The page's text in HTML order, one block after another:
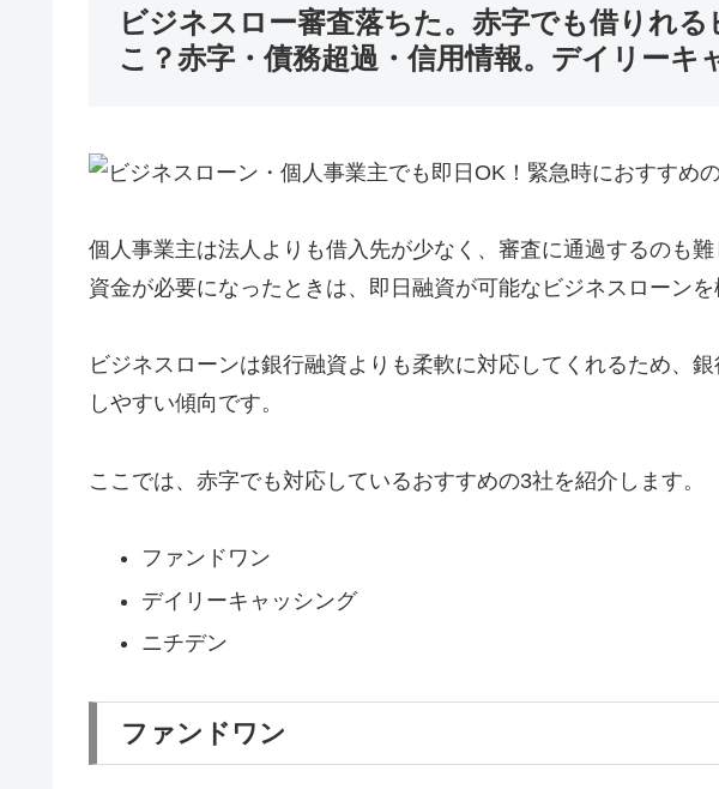
ビジネスロー審査落ちた。赤字でも借りれ
こ？赤字・債務超過・信用情報。デイリーキ
個人事業主は法人よりも借入先が少なく、審査に通過するのも
資金が必要になったときは、即日融資が可能なビジネスローンを
ビジネスローンは銀行融資よりも柔軟に対応してくれるため、
しやすい傾向です。
ここでは、赤字でも対応しているおすすめの3社を紹介します。
ファンドワン
デイリーキャッシング
ニチデン
ファンドワン